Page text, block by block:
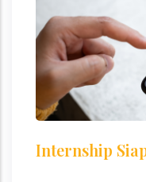
Internship